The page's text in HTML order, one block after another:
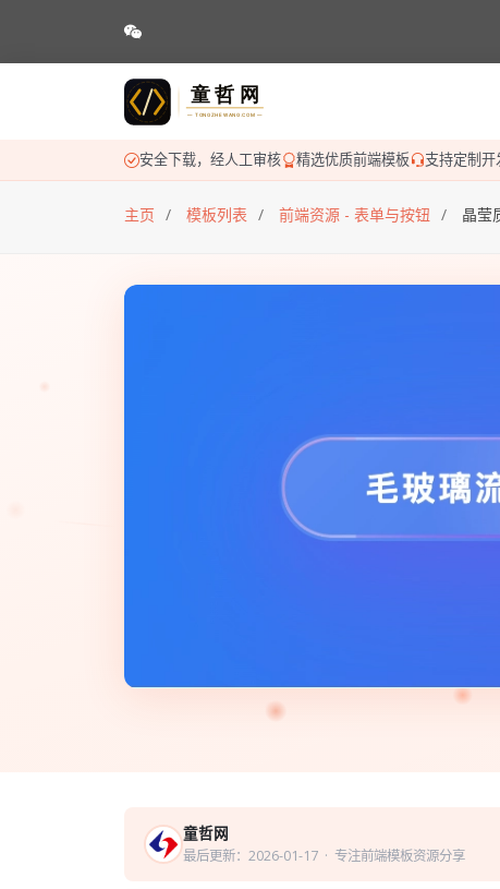
安全下载，经人工审核 精选优质前端模板 支持定制开
主页 模板列表 前端资源 - 表单与按钮 晶莹
童哲网
最后更新：2026-01-17· 专注前端模板资源分享